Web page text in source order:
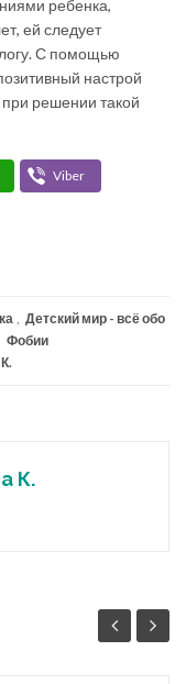
ребенка,
ей следует
С помощью
настрой
при решении такой
Viber
, Детский мир - всё обо
Фобии
К.